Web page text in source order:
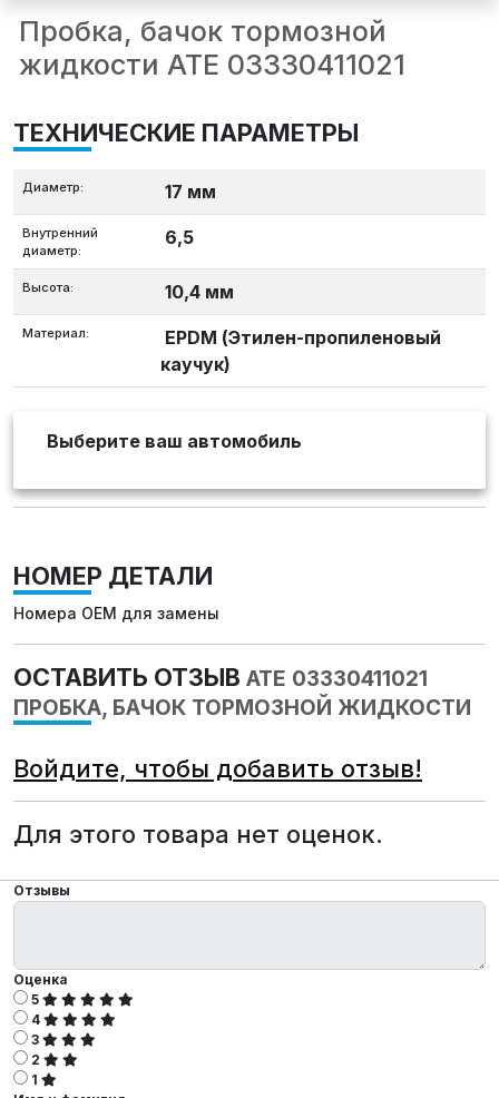
Пробка, бачок тормозной
жидкости ATE 03330411021
ТЕХНИЧЕСКИЕ ПАРАМЕТРЫ
Диаметр: 17 мм
Внутренний
диаметр:
6,5
Высота: 10,4 мм
Материал:
EPDM (Этилен-пропиленовый
каучук)
Выберите ваш автомобиль
НОМЕР ДЕТАЛИ
Номера OEM для замены
ОСТАВИТЬ ОТЗЫВ ATE 03330411021
ПРОБКА, БАЧОК ТОРМОЗНОЙ ЖИДКОСТИ
Войдите, чтобы добавить отзыв!
Для этого товара нет оценок.
Отзывы
Оценка
5
4
3
2
1